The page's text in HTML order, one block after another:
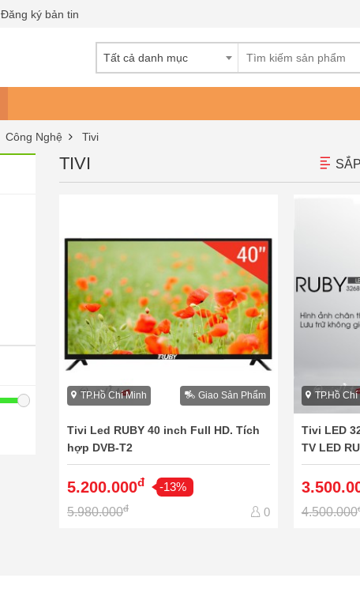
Đăng ký bản tin
Tất cả danh mục
Công Nghệ Tivi
TIVI
TP.Hồ Chí Minh Giao Sản Phẩm
Tivi Led RUBY 40 inch Full HD. Tích
hợp DVB-T2
5.200.000đ
-13%
5.980.000đ 0
TP.Hồ Chí
Tivi LED
TV LED
4.500.000